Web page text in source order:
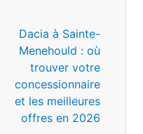
Dacia à Sainte-
Menehould : où
trouver votre
concessionnaire
et les meilleures
offres en 2026